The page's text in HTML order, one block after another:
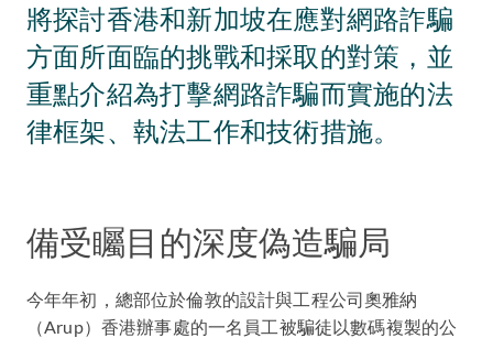
將探討香港和新加坡在應對網路詐騙
方面所面臨的挑戰和採取的對策，並
重點介紹為打擊網路詐騙而實施的法
律框架、執法工作和技術措施。
備受矚目的深度偽造騙局
今年年初，總部位於倫敦的設計與工程公司奧雅納
（Arup）香港辦事處的一名員工被騙徒以數碼複製的公